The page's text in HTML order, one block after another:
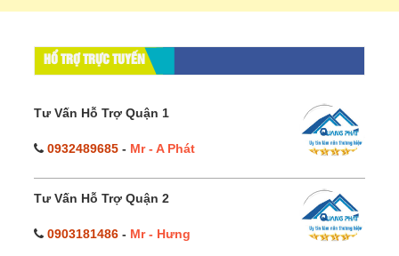
HỔ TRỢ TRỰC TUYẾN
Tư Vấn Hỗ Trợ Quận 1
0932489685 - Mr - A Phát
Tư Vấn Hỗ Trợ Quận 2
0903181486 - Mr - Hưng